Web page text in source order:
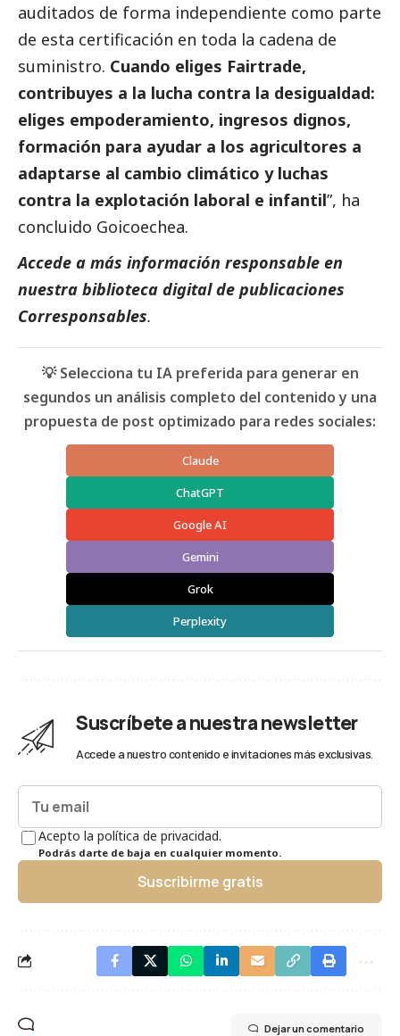
auditados de forma independiente como parte
de esta certificación en toda la cadena de
suministro. Cuando eliges Fairtrade,
contribuyes a la lucha contra la desigualdad:
eliges empoderamiento, ingresos dignos,
formación para ayudar a los agricultores a
adaptarse al cambio climático y luchas
contra la explotación laboral e infantil”, ha
concluido Goicoechea.
Accede a más información responsable en
nuestra biblioteca digital de publicaciones
Corresponsables.
💡 Selecciona tu IA preferida para generar en
segundos un análisis completo del contenido y una
propuesta de post optimizado para redes sociales:
Claude
ChatGPT
Google AI
Gemini
Grok
Perplexity
Suscríbete a nuestra newsletter
Accede a nuestro contenido e invitaciones más exclusivas.
Acepto la política de privacidad.
Podrás darte de baja en cualquier momento.
Suscribirme gratis
Dejar un comentario